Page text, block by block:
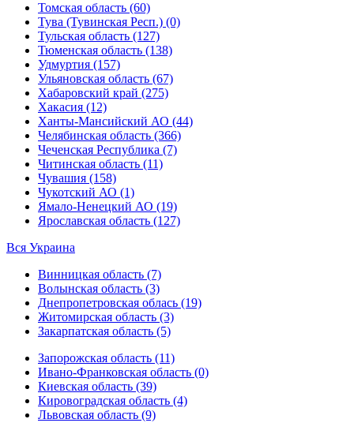
Томская область (60)
Тува (Тувинская Респ.) (0)
Тульская область (127)
Тюменская область (138)
Удмуртия (157)
Ульяновская область (67)
Хабаровский край (275)
Хакасия (12)
Ханты-Мансийский АО (44)
Челябинская область (366)
Чеченская Республика (7)
Читинская область (11)
Чувашия (158)
Чукотский АО (1)
Ямало-Ненецкий АО (19)
Ярославская область (127)
Вся Украина
Винницкая область (7)
Волынская область (3)
Днепропетровская облась (19)
Житомирская область (3)
Закарпатская область (5)
Запорожская область (11)
Ивано-Франковская область (0)
Киевская область (39)
Кировоградская область (4)
Львовская область (9)